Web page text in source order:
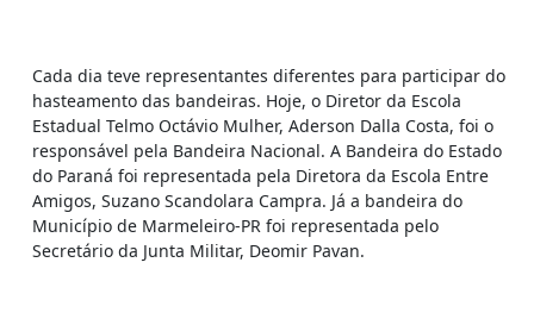
Cada dia teve representantes diferentes para participar do
hasteamento das bandeiras. Hoje, o Diretor da Escola
Estadual Telmo Octávio Mulher, Aderson Dalla Costa, foi o
responsável pela Bandeira Nacional. A Bandeira do Estado
do Paraná foi representada pela Diretora da Escola Entre
Amigos, Suzano Scandolara Campra. Já a bandeira do
Município de Marmeleiro-PR foi representada pelo
Secretário da Junta Militar, Deomir Pavan.